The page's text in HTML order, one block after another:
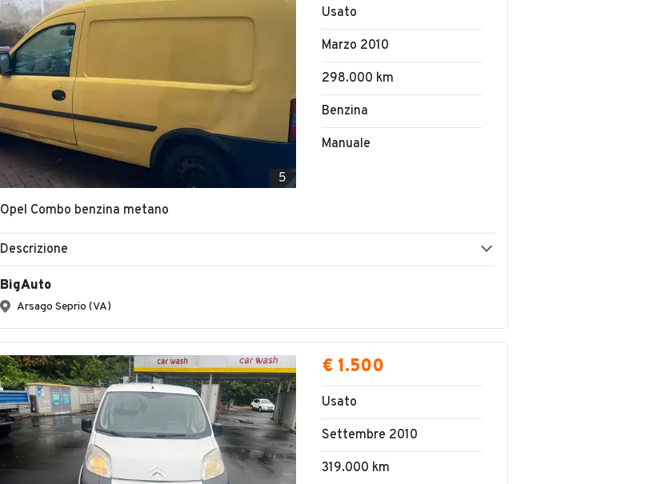
5
Opel Combo benzina metano
Usato
Marzo 2010
298.000 km
Benzina
Manuale
Descrizione
BigAuto
Arsago Seprio (VA)
€ 1.500
Usato
Settembre 2010
319.000 km